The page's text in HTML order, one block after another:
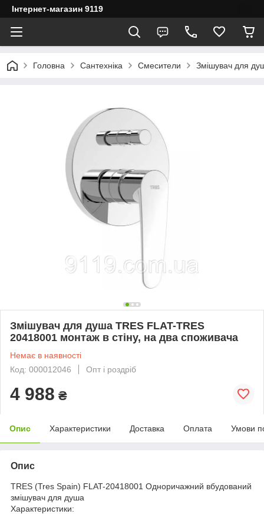
Інтернет-магазин 9119
Головна Сантехніка Смесители Змішувач для
Змішувач для душа TRES FLAT-TRES
20418001 монтаж в стіну, на два споживача
Немає в наявності
Код: 000012046
Опт і роздріб
4 988 ₴
Опис Характеристики Доставка Оплата Умови
Опис
TRES (Tres Spain) FLAT-20418001 Oдноричажний вбудований
змішувач для душа
Характеристики: